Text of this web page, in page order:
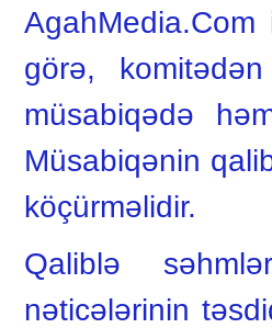
AgahMedia.Com
görə,
müsabiqədə
Müsabiqənin
köçürməlidir.
Qaliblə
nəticələrinin